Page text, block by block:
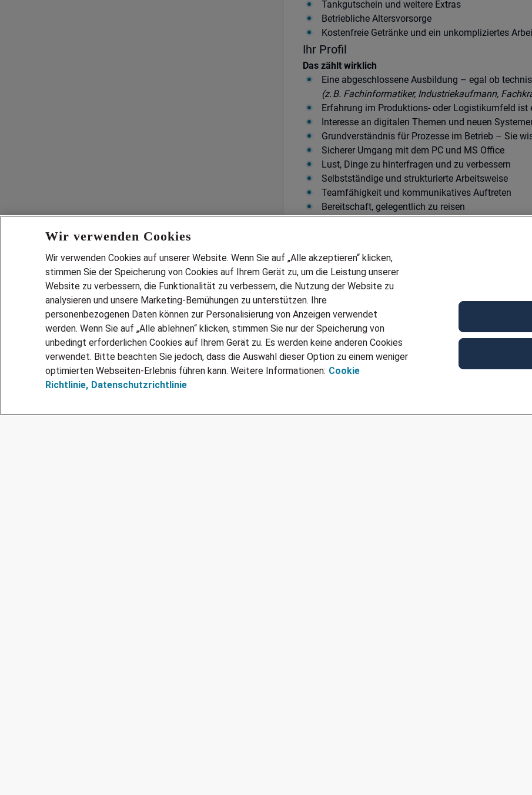
Tankgutschein und weitere Extras
Betriebliche Altersvorsorge
Kostenfreie Getränke und ein unkompliziertes
Ihr Profil
Das zählt wirklich
Eine abgeschlossene Ausbildung – egal ob
(z. B. Fachinformatiker, Industriekaufmann,
Erfahrung im Produktions- oder Logistikumfeld ist
Interesse an digitalen Themen und neuen
Grundverständnis für Prozesse im Betrieb – Sie
Sicherer Umgang mit dem PC und MS Office
Lust, Dinge zu hinterfragen und zu verbessern
Selbstständige und strukturierte Arbeitsweise
Teamfähigkeit und kommunikatives Auftreten
Bereitschaft, gelegentlich zu reisen
Sie müssen kein Digital-Profi sein. Aber jemand, der
Wenn Sie sich darin wiederfinden, sollten wir sprechen.
Bitte senden Sie uns Ihren Lebenslauf bevorzugt über
über die angegebene E-Mail-Adresse und wir setzen
Kontakt
Für weitere Fragen zu dieser Position JN -062026-
Slaghekke unter+49 54150006102 oder
RefJN -062026-1103796
Wir verwenden Cookies
Wir verwenden Cookies auf unserer Website. Wenn Sie auf „Alle akzeptieren“ klicken,
stimmen Sie der Speicherung von Cookies auf Ihrem Gerät zu, um die Leistung unserer
Website zu verbessern, die Funktionalität zu verbessern, die Nutzung der Website zu
analysieren und unsere Marketing-Bemühungen zu unterstützen. Ihre
personenbezogenen Daten können zur Personalisierung von Anzeigen verwendet
werden. Wenn Sie auf „Alle ablehnen“ klicken, stimmen Sie nur der Speicherung von
unbedingt erforderlichen Cookies auf Ihrem Gerät zu. Es werden keine anderen Cookies
verwendet. Bitte beachten Sie jedoch, dass die Auswahl dieser Option zu einem weniger
optimierten Webseiten-Erlebnis führen kann. Weitere Informationen: Cookie
Richtlinie, Datenschutzrichtlinie